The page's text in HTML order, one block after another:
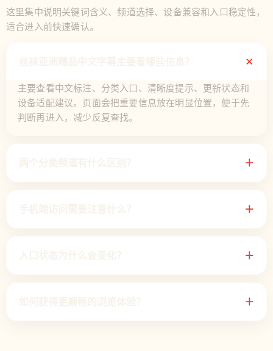
这里集中说明关键词含义、频道选择、设备兼容和入口稳定性，
适合进入前快速确认。
＋
主要查看中文标注、分类入口、清晰度提示、更新状态和
设备适配建议。页面会把重要信息放在明显位置，便于先
判断再进入，减少反复查找。
＋
＋
＋
＋